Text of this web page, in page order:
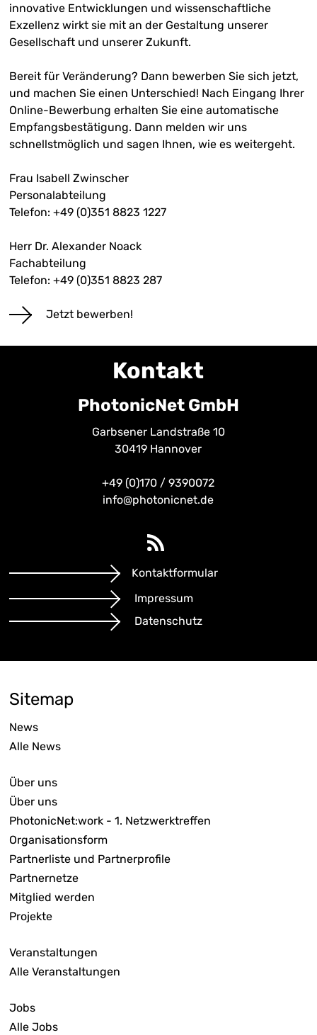
innovative Entwicklungen und wissenschaftliche
Exzellenz wirkt sie mit an der Gestaltung unserer
Gesellschaft und unserer Zukunft.
Bereit für Veränderung? Dann bewerben Sie sich jetzt,
und machen Sie einen Unterschied! Nach Eingang Ihrer
Online-Bewerbungerhalten Sie eine automatische
Empfangsbestätigung. Dann melden wir uns
schnellstmöglich und sagen Ihnen, wie es weitergeht.
Frau Isabell Zwinscher
Personalabteilung
Telefon: +49 (0)351 8823 1227
Herr Dr. Alexander Noack
Fachabteilung
Telefon: +49 (0)351 8823 287
Jetzt bewerben!
Kontakt
PhotonicNet GmbH
Garbsener Landstraße 10
30419 Hannover
+49 (0)170 / 9390072
info@photonicnet.de
Kontaktformular
Impressum
Datenschutz
Sitemap
News
Alle News
Über uns
Über uns
PhotonicNet:work - 1. Netzwerktreffen
Organisationsform
Partnerliste und Partnerprofile
Partnernetze
Mitglied werden
Projekte
Veranstaltungen
Alle Veranstaltungen
Jobs
Alle Jobs